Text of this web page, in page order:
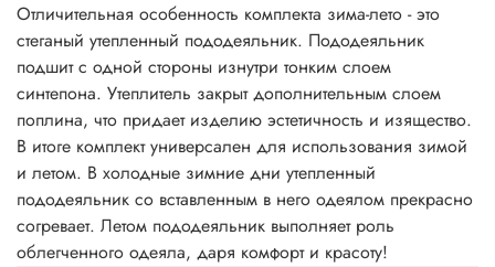
Отличительная особенность комплекта зима-лето - это
стеганый утепленный пододеяльник. Пододеяльник
подшит с одной стороны изнутри тонким слоем
синтепона. Утеплитель закрыт дополнительным слоем
поплина, что придает изделию эстетичность и изящество.
В итоге комплект универсален для использования зимой
и летом. В холодные зимние дни утепленный
пододеяльник со вставленным в него одеялом прекрасно
согревает. Летом пододеяльник выполняет роль
облегченного одеяла, даря комфорт и красоту!